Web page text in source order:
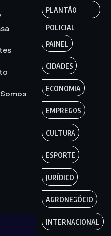
PLANTÃO
POLICIAL
PAINEL
CIDADES
ECONOMIA
EMPREGOS
CULTURA
ESPORTE
JURÍDICO
AGRONEGÓCIO
INTERNACIONAL